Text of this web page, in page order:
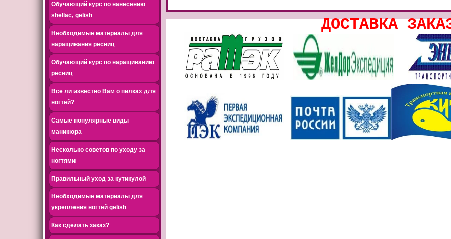
Обучающий курс по нанесению
shellac, gelish
Необходимые материалы для
наращивания ресниц
Обучающий курс по наращиванию
ресниц
Все ли известно Вам о пилках для
ногтей?
Самые популярные виды
маникюра
Несколько советов по уходу за
ногтями
Правильный уход за кутикулой
Необходимые материалы для
укрепления ногтей gelish
Как сделать заказ?
ДОСТАВКА